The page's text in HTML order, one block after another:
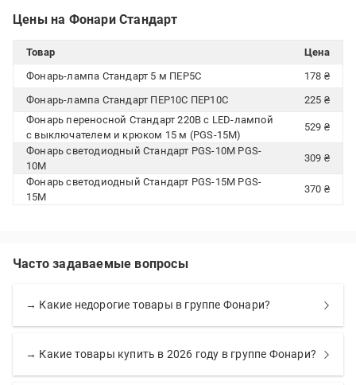
Цены на Фонари Стандарт
Товар
Цена
Фонарь-лампа Стандарт 5 м ПЕР5С
178 ₴
Фонарь-лампа Стандарт ПЕР10С ПЕР10С
225 ₴
Фонарь переносной Стандарт 220В с LED-лампой
с выключателем и крюком 15 м (PGS-15M)
529 ₴
Фонарь светодиодный Стандарт PGS-10M PGS-
10M
309 ₴
Фонарь светодиодный Стандарт PGS-15M PGS-
15M
370 ₴
Часто задаваемые вопросы
→ Какие недорогие товары в группе Фонари?
→ Какие товары купить в 2026 году в группе Фонари?